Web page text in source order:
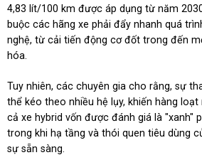
4,83 lít/100 km được áp dụng từ năm
buộc các hãng xe phải đẩy nhanh quá
nghệ, từ cải tiến động cơ đốt trong đến
hóa.
Tuy nhiên, các chuyên gia cho rằng, sự
thể kéo theo nhiều hệ lụy, khiến hàng loạt
cả xe hybrid vốn được đánh giá là "xanh"
trong khi hạ tầng và thói quen tiêu dùng
sự sẵn sàng.